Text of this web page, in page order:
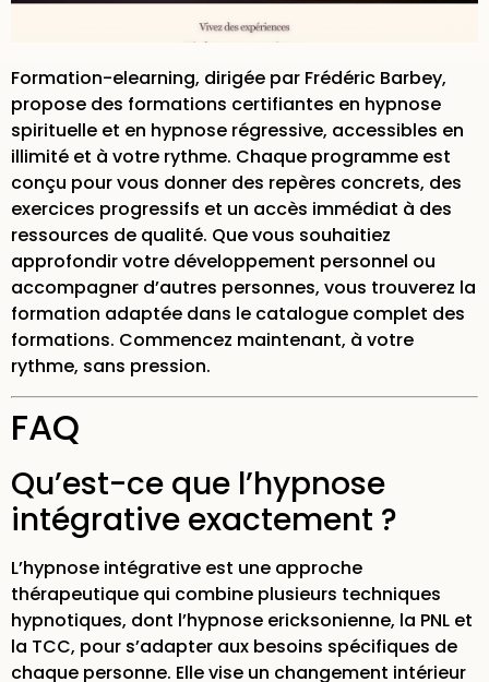
Formation-elearning, dirigée par Frédéric Barbey,
propose des formations certifiantes en hypnose
spirituelle et en hypnose régressive, accessibles en
illimité et à votre rythme. Chaque programme est
conçu pour vous donner des repères concrets, des
exercices progressifs et un accès immédiat à des
ressources de qualité. Que vous souhaitiez
approfondir votre développement personnel ou
accompagner d’autres personnes, vous trouverez la
formation adaptée dans le catalogue complet des
formations. Commencez maintenant, à votre
rythme, sans pression.
FAQ
Qu’est-ce que l’hypnose
intégrative exactement ?
L’hypnose intégrative est une approche
thérapeutique qui combine plusieurs techniques
hypnotiques, dont l’hypnose ericksonienne, la PNL et
la TCC, pour s’adapter aux besoins spécifiques de
chaque personne. Elle vise un changement intérieur